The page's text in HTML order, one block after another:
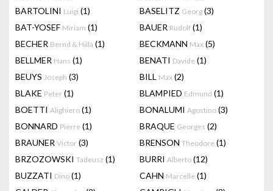
BARTOLINI Luigi (1) BASELITZ Georg (3)
BAT-YOSEF Miriam (1) BAUER Rudolf (1)
BECHER Bernd & Hilla (1) BECKMANN Max (5)
BELLMER Hans (1) BENATI Davide (1)
BEUYS Joseph (3) BILL Max (2)
BLAKE Peter (1) BLAMPIED Edmund (1)
BOETTI Alighiero (1) BONALUMI Agostino (3)
BONNARD Pierre (1) BRAQUE Georges (2)
BRAUNER Victor (3) BRENSON Theodore (1)
BRZOZOWSKI Tadeusz (1) BURRI Alberto (12)
BUZZATI Dino (1) CAHN Marcelle (1)